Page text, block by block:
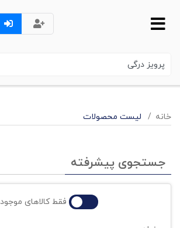
خانه لیست محصولات
جستجوی پیشرفته
فقط کالاهای موجود